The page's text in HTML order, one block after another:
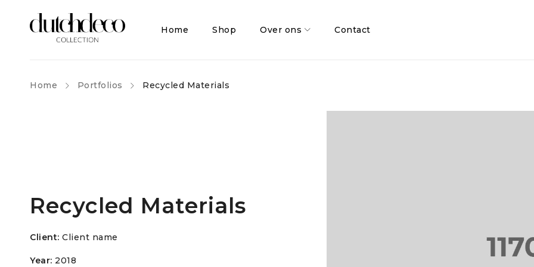
Home Shop Over ons Contact
Home Portfolios Recycled Materials
Recycled Materials
Client: Client name
Year: 2018